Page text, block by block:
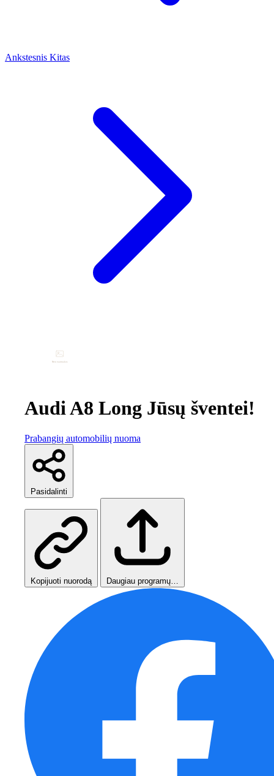
Ankstesnis Kitas
Audi A8 Long Jūsų šventei!
Prabangių automobilių nuoma
Pasidalinti
Kopijuoti nuorodą Daugiau programų…